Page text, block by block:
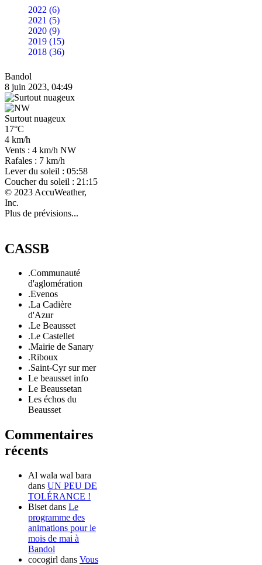
2022 (6)
2021 (5)
2020 (9)
2019 (15)
2018 (36)
Bandol
8 juin 2023, 04:49
Surtout nuageux
17°C
4 km/h
Vents : 4 km/h NW
Rafales : 7 km/h
Lever du soleil : 05:58
Coucher du soleil : 21:15
© 2023 AccuWeather,
Inc.
Plus de prévisions...
CASSB
.Communauté
d'aglomération
.Evenos
.La Cadière
d'Azur
.Le Beausset
.Le Castellet
.Mairie de Sanary
.Riboux
.Saint-Cyr sur mer
Le beausset info
Le Beaussetan
Les échos du
Beausset
Commentaires
récents
Al wala wal bara
dans UN PEU DE
TOLÉRANCE !
Biset dans Le
programme des
animations pour le
mois de mai à
Bandol
cocogirl dans Vous